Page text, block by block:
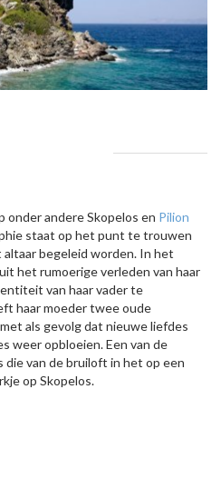
onder andere Skopelos en Pilion
staat op het punt te trouwen
altaar begeleid worden. In het
het rumoerige verleden van haar
van haar vader te
haar moeder twee oude
als gevolg dat nieuwe liefdes
weer opbloeien. Een van de
van de bruiloft in het op een
op Skopelos.